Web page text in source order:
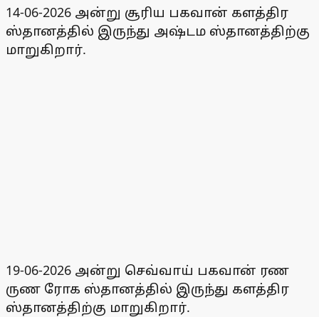
14-06-2026 அன்று சூரிய பகவான் களத்திர
ஸ்தானத்தில் இருந்து அஷ்டம ஸ்தானத்திற்கு
மாறுகிறார்.
19-06-2026 அன்று செவ்வாய் பகவான் ரண
ருண ரோக ஸ்தானத்தில் இருந்து களத்திர
ஸ்தானத்திற்கு மாறுகிறார்.